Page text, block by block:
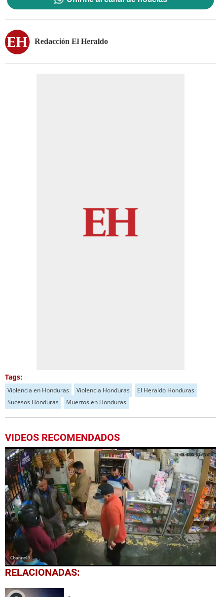
Redacción El Heraldo
Tags:
Violencia en Honduras Violencia Honduras
El Heraldo Honduras
Sucesos Honduras
Muertos en Honduras
VIDEOS RECOMENDADOS
0
seconds
30
RELACIONADAS: